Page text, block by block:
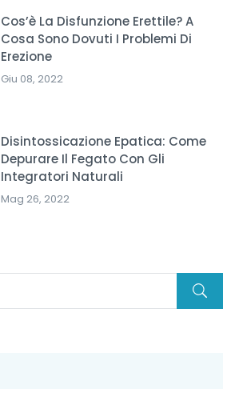
Cos’è La Disfunzione Erettile? A
Cosa Sono Dovuti I Problemi Di
Erezione
Giu 08, 2022
Disintossicazione Epatica: Come
Depurare Il Fegato Con Gli
Integratori Naturali
Mag 26, 2022